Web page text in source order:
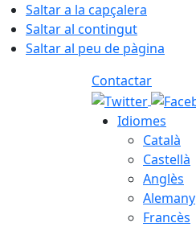
Saltar a la capçalera
Saltar al contingut
Saltar al peu de pàgina
Contactar
Idiomes
Català
Castellà
Anglès
Alemany
Francès